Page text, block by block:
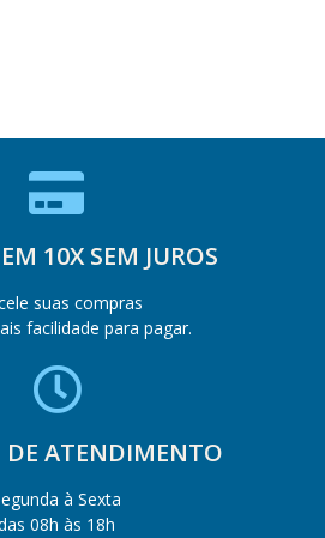
10X SEM JUROS
suas compras
facilidade para pagar.
DE ATENDIMENTO
à Sexta
08h às 18h